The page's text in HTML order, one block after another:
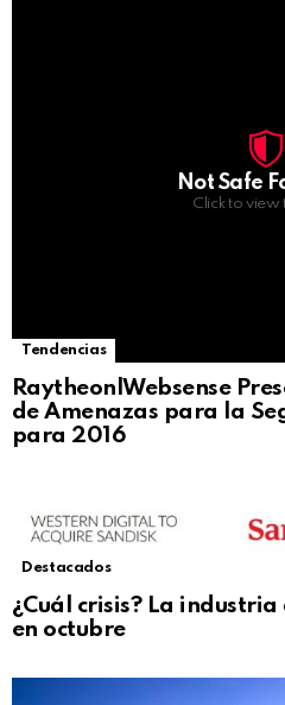
Not Safe
Click to view
Tendencias
Raytheon|Websense
de Amenazas para la
para 2016
Destacados
¿Cuál crisis? La
en octubre